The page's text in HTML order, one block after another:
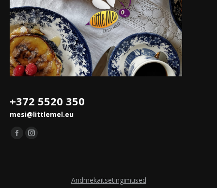
+372 5520 350
mesi@littlemel.eu
Leidke meid saidilt:
FacebookInstagram
Andmekaitsetingimused